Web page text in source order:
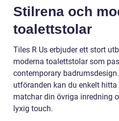
Stilrena och
toalettstolar
Tiles R Us erbjuder ett stort
moderna toalettstolar som
contemporary
utföranden kan du enkelt
matchar din övriga inredning
lyxig touch.